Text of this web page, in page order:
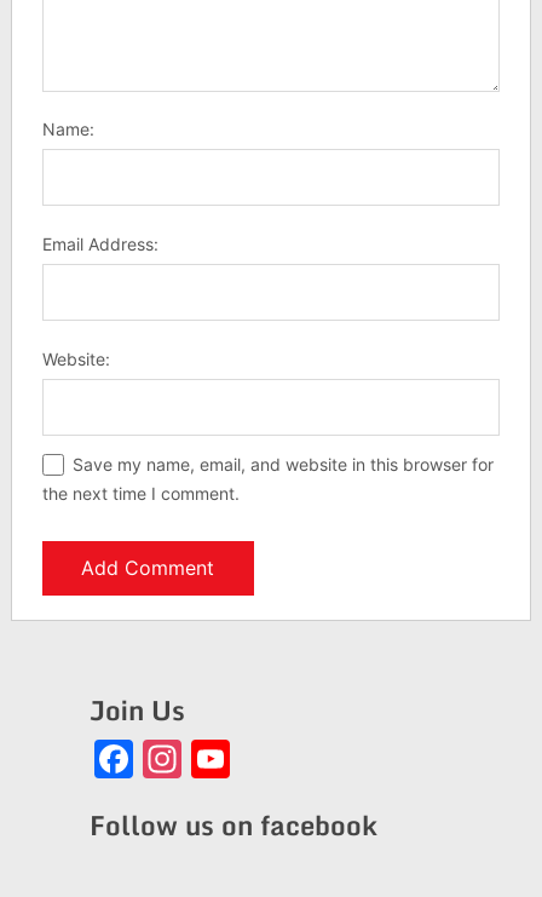
Name:
Email Address:
Website:
Save my name, email, and website in this browser for
the next time I comment.
Join Us
Facebook
Instagram
YouTube
Follow us on facebook